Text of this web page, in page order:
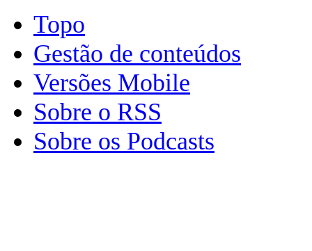
Topo
Gestão de conteúdos
Versões Mobile
Sobre o RSS
Sobre os Podcasts